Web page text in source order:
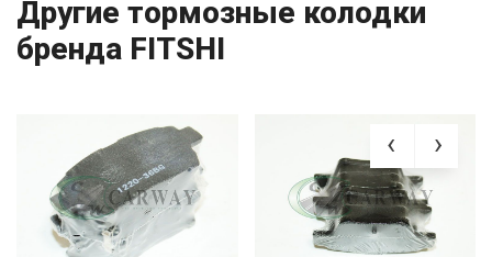
Другие тормозные колодки
бренда FITSHI